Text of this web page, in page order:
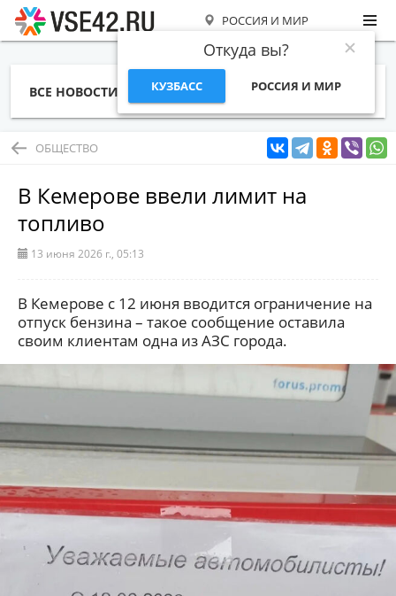
РОССИЯ И МИР
Откуда вы?
КУЗБАСС РОССИЯ И МИР
ВСЕ НОВОСТИ СТАТЬИ ТЕМЫ ФОТО
ОБЩЕСТВО
В Кемерове ввели лимит на
топливо
13 июня 2026 г., 05:13
В Кемерове с 12 июня вводится ограничение на
отпуск бензина – такое сообщение оставила
своим клиентам одна из АЗС города.